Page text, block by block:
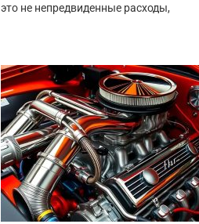
это не непредвиденные расходы,